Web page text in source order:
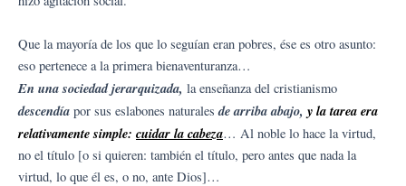
Que la mayoría de los que lo seguían eran pobres, ése es otro asunto:
eso pertenece a la primera bienaventuranza…
En una sociedad jerarquizada, la enseñanza del cristianismo
descendía por sus eslabones naturalesde arriba abajo, y la tarea era
relativamente simple: cuidar la cabeza… Al noble lo hace la virtud,
no el título [o si quieren: también el título, pero antes que nada la
virtud, lo que él es, o no, ante Dios]…